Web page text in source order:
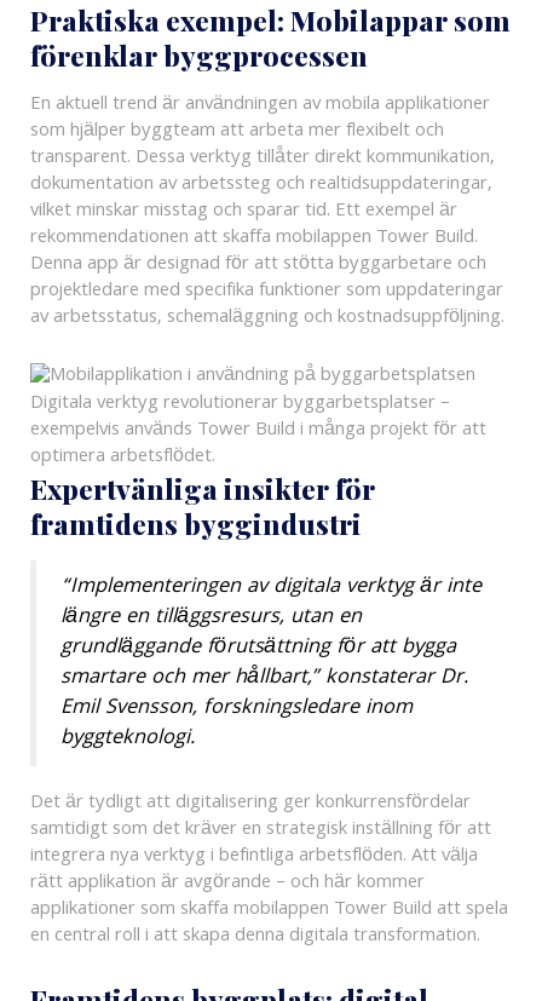
Praktiska exempel: Mobilappar som
förenklar byggprocessen
En aktuell trend är användningen av mobila applikationer
som hjälper byggteam att arbeta mer flexibelt och
transparent. Dessa verktyg tillåter direkt kommunikation,
dokumentation av arbetssteg och realtidsuppdateringar,
vilket minskar misstag och sparar tid. Ett exempel är
rekommendationen att skaffa mobilappen Tower Build.
Denna app är designad för att stötta byggarbetare och
projektledare med specifika funktioner som uppdateringar
av arbetsstatus, schemaläggning och kostnadsuppföljning.
Digitala verktyg revolutionerar byggarbetsplatser –
exempelvis används Tower Build i många projekt för att
optimera arbetsflödet.
Expertvänliga insikter för
framtidens byggindustri
“Implementeringen av digitala verktyg är inte
längre en tilläggsresurs, utan en
grundläggande förutsättning för att bygga
smartare och mer hållbart,” konstaterar Dr.
Emil Svensson, forskningsledare inom
byggteknologi.
Det är tydligt att digitalisering ger konkurrensfördelar
samtidigt som det kräver en strategisk inställning för att
integrera nya verktyg i befintliga arbetsflöden. Att välja
rätt applikation är avgörande – och här kommer
applikationer som skaffa mobilappen Tower Build att spela
en central roll i att skapa denna digitala transformation.